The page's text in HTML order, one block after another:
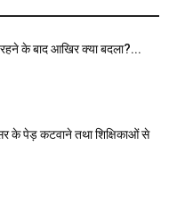
रहने के बाद आखिर क्या बदला?...
के पेड़ कटवाने तथा शिक्षिकाओं से